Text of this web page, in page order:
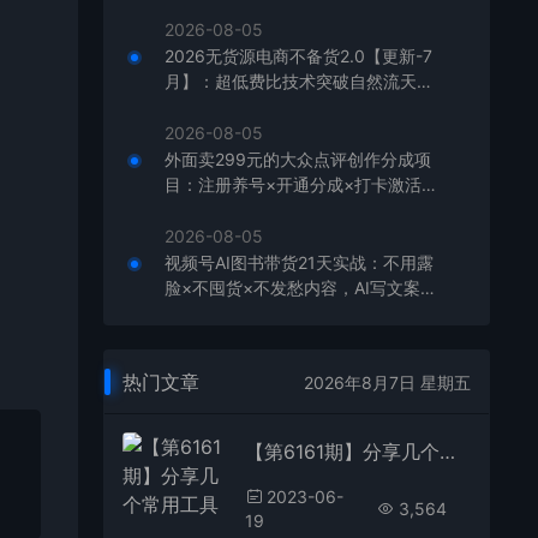
2026-08-05
2026无货源电商不备货2.0【更新-7
月】：超低费比技术突破自然流天花
2026-08-05
外面卖299元的大众点评创作分成项
目：注册养号×开通分成×打卡激活×
2026-08-05
视频号AI图书带货21天实战：不用露
脸×不囤货×不发愁内容，AI写文案做
热门文章 2026年8月7日 星期五
【第6161期】分享几个常用工具 直播录制/视频转图/视频编辑/公众号文章下载/改名
2023-06-
19
3,564